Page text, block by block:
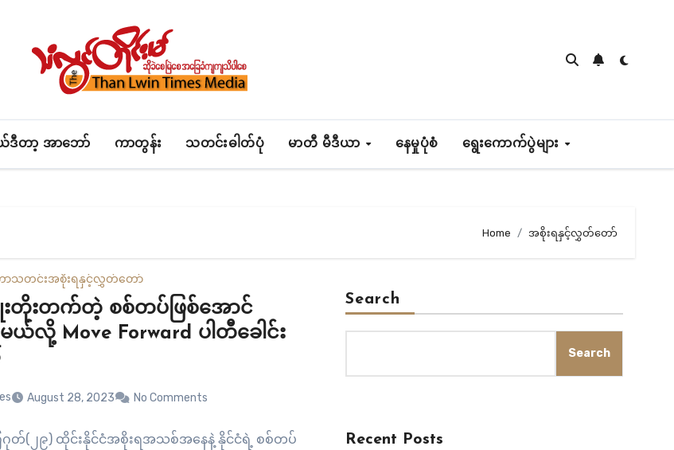
တာ့ အာဘော် ကာတွန်း သတင်းဓါတ်ပုံ မာတီ မီဒီယာ နေမှုပုံစံ ရွေးကောက်ပွဲများ
Home အစိုးရနှင့်လွှတ်တော်
ာသတင်းအစိုးရနှင့်လွှတ်တော်
းတိုးတက်တဲ့ စစ်တပ်ဖြစ်အောင်
ယ်လို့ Move Forward ပါတီခေါင်း
August 28, 2023 No Comments
(၂၉) ထိုင်းနိုင်ငံအစိုးရအသစ်အနေနဲ့ နိုင်ငံရဲ့ စစ်တပ်
Search
Search
Recent Posts